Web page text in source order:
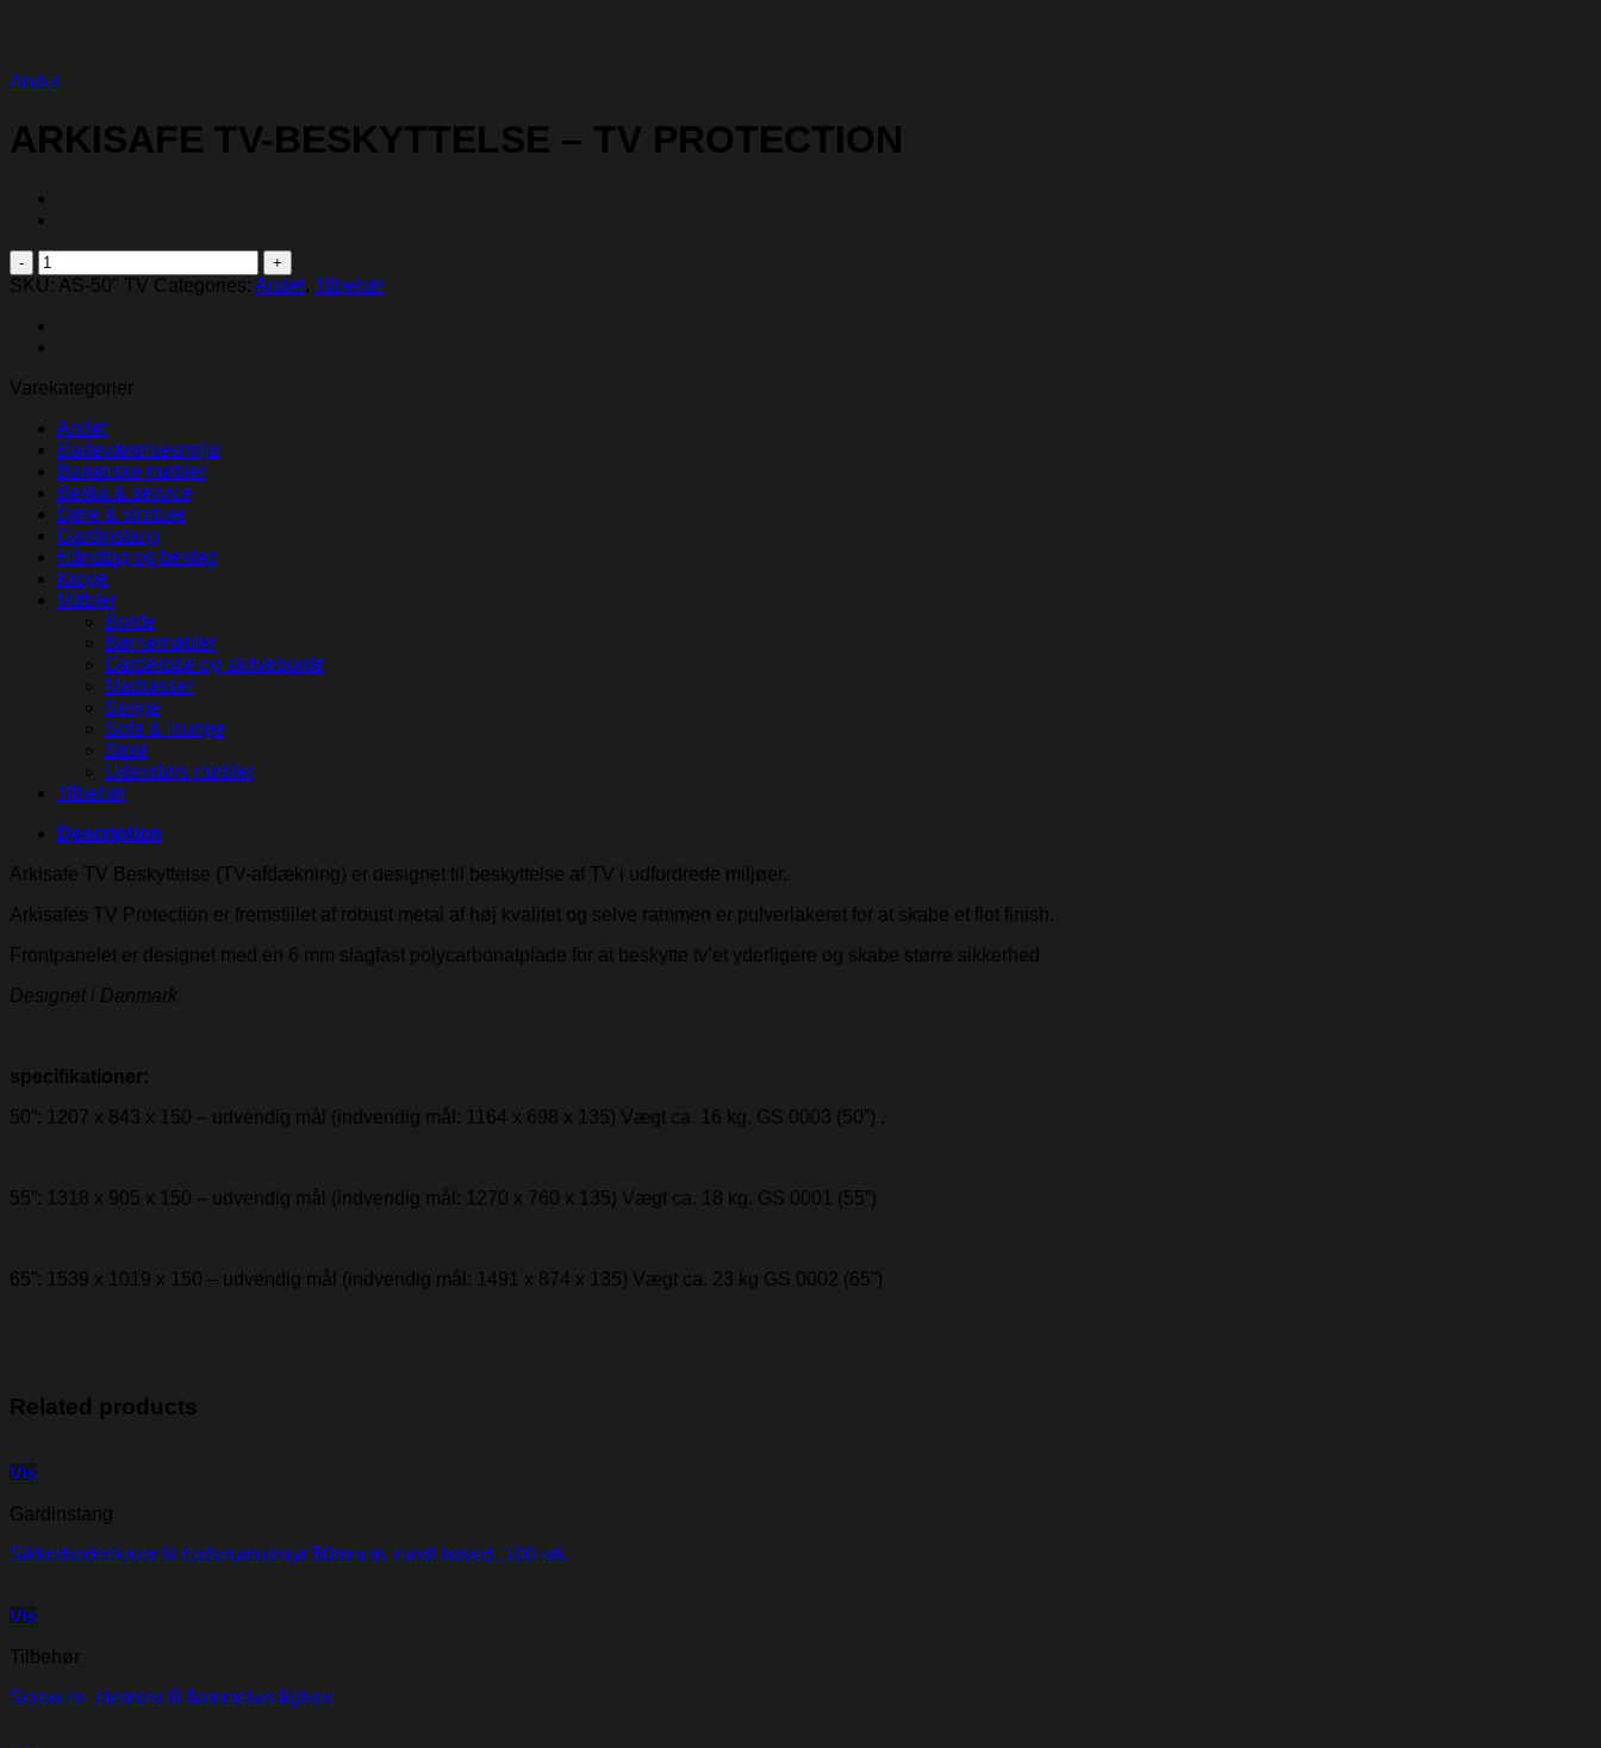
Andet
ARKISAFE TV-BESKYTTELSE – TV PROTECTION
ARKISAFE
TV-
-
TV
quantity
SKU: AS-50" TV Categories: Andet, Tilbehør
Varekategorier
Andet
Badeværelsesmiljø
Bariatiske møbler
Bestik & service
Døre & vinduer
Gardinstang
Håndtag og beslag
Kroge
Møbler
Borde
Børnemøbler
Garderobe og skriveborde
Madrasser
Senge
Sofa & lounge
Stole
Udendørs møbler
Tilbehør
Description
Arkisafe TV Beskyttelse (TV-afdækning) er designet til beskyttelse af TV i udfordrede miljøer.
Arkisafes TV Protection er fremstillet af robust metal af høj kvalitet og selve rammen er pulverlakeret for at skabe et flot finish.
Frontpanelet er designet med en 6 mm slagfast polycarbonatplade for at beskytte tv’et yderligere og skabe større sikkerhed
Designet i Danmark
specifikationer:
50”: 1207 x 843 x 150 – udvendig mål (indvendig mål: 1164 x 698 x 135) Vægt ca. 16 kg. GS 0003 (50”) .
55”: 1318 x 905 x 150 – udvendig mål (indvendig mål: 1270 x 760 x 135) Vægt ca. 18 kg. GS 0001 (55”)
65”: 1539 x 1019 x 150 – udvendig mål (indvendig mål: 1491 x 874 x 135) Vægt ca. 23 kg GS 0002 (65”)
Related products
Vis
Gardinstang
Sikkerhedsskruer til baderumudstyr 50mm m. rundt hoved, 100 stk.
Vis
Tilbehør
Screw-in- element til flammeløs lighter